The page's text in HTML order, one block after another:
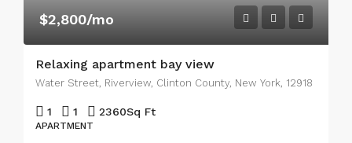
$2,800/mo
Relaxing apartment bay view
Water Street, Riverview, Clinton County, New York, 12918
1 1 2360Sq Ft
APARTMENT